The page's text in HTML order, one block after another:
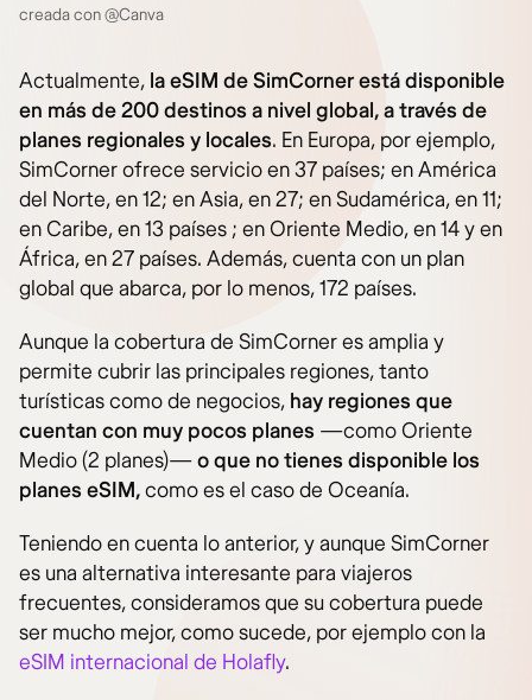
creada con @Canva
Actualmente, la eSIM de SimCorner está disponible
en más de 200 destinos a nivel global, a través de
planes regionales y locales. En Europa, por ejemplo,
SimCorner ofrece servicio en 37 países; en América
del Norte, en 12; en Asia, en 27; en Sudamérica, en 11;
en Caribe, en 13 países ; en Oriente Medio, en 14 y en
África, en 27 países. Además, cuenta con un plan
global que abarca, por lo menos, 172 países.
Aunque la cobertura de SimCorner es amplia y
permite cubrir las principales regiones, tanto
turísticas como de negocios, hay regiones que
cuentan con muy pocos planes —como Oriente
Medio (2 planes)—o que no tienes disponible los
planes eSIM,como es el caso de Oceanía.
Teniendo en cuenta lo anterior, y aunque SimCorner
es una alternativa interesante para viajeros
frecuentes, consideramos que su cobertura puede
ser mucho mejor, como sucede, por ejemplo con la
eSIM internacional de Holafly.